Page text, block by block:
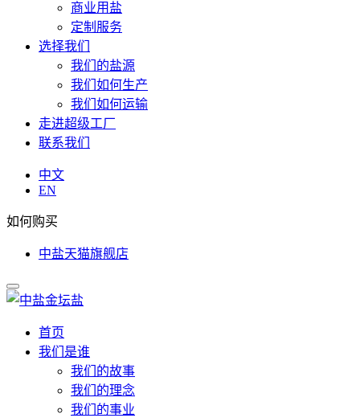
商业用盐
定制服务
选择我们
我们的盐源
我们如何生产
我们如何运输
走进超级工厂
联系我们
中文
EN
如何购买
中盐天猫旗舰店
首页
我们是谁
我们的故事
我们的理念
我们的事业